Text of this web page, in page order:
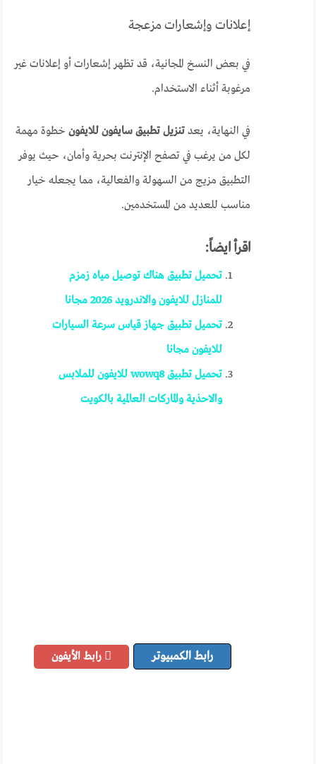
إعلانات وإشعارات مزعجة
في بعض النسخ المجانية، قد تظهر إشعارات أو إعلانات غير
مرغوبة أثناء الاستخدام.
في النهاية، يعد تنزيل تطبيق سايفون للايفون خطوة مهمة
لكل من يرغب في تصفح الإنترنت بحرية وأمان، حيث يوفر
التطبيق مزيج من السهولة والفعالية، مما يجعله خيار
مناسب للعديد من المستخدمين.
اقرأ ايضاً:
تحميل تطبيق هناك توصيل مياه زمزم
للمنازل للايفون والاندرويد 2026 مجانا
تحميل تطبيق جهاز قياس سرعة السيارات
للايفون مجانا
تحميل تطبيق wowq8 للايفون للملابس
والاحذية والماركات العالمية بالكويت
رابط الكمبيوتر رابط الأيفون